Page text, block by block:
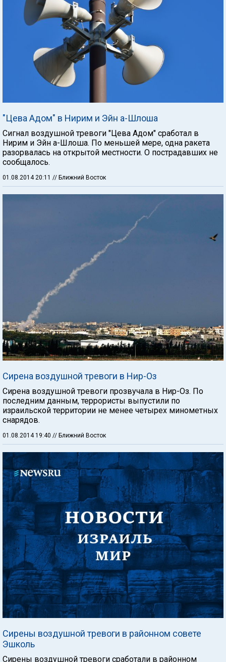
"Цева Адом" в Нирим и Эйн а-Шлоша
Сигнал воздушной тревоги "Цева Адом" сработал в
Нирим и Эйн а-Шлоша. По меньшей мере, одна ракета
разорвалась на открытой местности. О пострадавших не
сообщалось.
01.08.2014 20:11 // Ближний Восток
Сирена воздушной тревоги в Нир-Оз
Сирена воздушной тревоги прозвучала в Нир-Оз. По
последним данным, террористы выпустили по
израильской территории не менее четырех минометных
снарядов.
01.08.2014 19:40 // Ближний Восток
Сирены воздушной тревоги в районном совете
Эшколь
Сирены воздушной тревоги сработали в районном